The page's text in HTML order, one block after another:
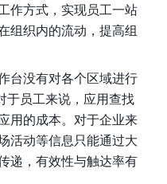
作方式，实现员工一站
组织内的流动，提高组
台没有对各个区域进行
于员工来说，应用查找
用的成本。对于企业来
活动等信息只能通过大
递，有效性与触达率有